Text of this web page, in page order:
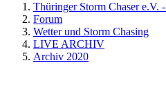
Thüringer Storm Chaser e.V.
Forum
Wetter und Storm Chasing
LIVE ARCHIV
Archiv 2020